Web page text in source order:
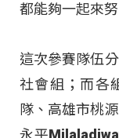
都能夠一起來
這次參賽隊伍
社會組；而各
隊、高雄市桃